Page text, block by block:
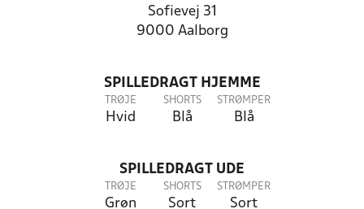
Sofievej 31
9000 Aalborg
SPILLEDRAGT HJEMME
TRØJE
Hvid
SHORTS
Blå
STRØMPER
Blå
SPILLEDRAGT UDE
TRØJE
Grøn
SHORTS
Sort
STRØMPER
Sort